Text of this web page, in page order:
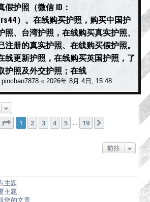
假护照（微信 ID：
）。在线购买护照，购买中国护
照、台湾护照，在线购买真实护照、
注册的真实护照、在线购买假护照。
线更新护照，在线购买英国护照，了
护照及外交护照；在线
pinchan7878 « 2026年 8月 4日, 15:48
第 1 頁 (共19 頁)
1 2 3 4 5 19
前往
主題
主題
您的文章